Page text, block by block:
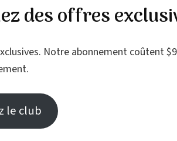
des offres
Notre abonnement coûtent
le club